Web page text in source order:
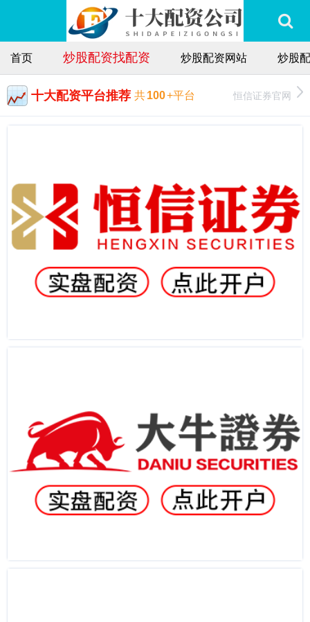
首页 炒股配资找配资 炒股配资网站 炒股
十大配资平台推荐 共100+平台 恒信证券官网